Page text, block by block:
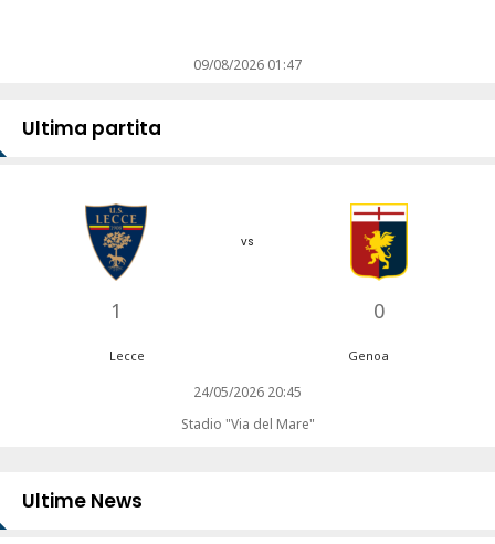
09/08/2026 01:47
Ultima partita
1
vs
0
Lecce Genoa
24/05/2026 20:45
Stadio "Via del Mare"
Ultime News